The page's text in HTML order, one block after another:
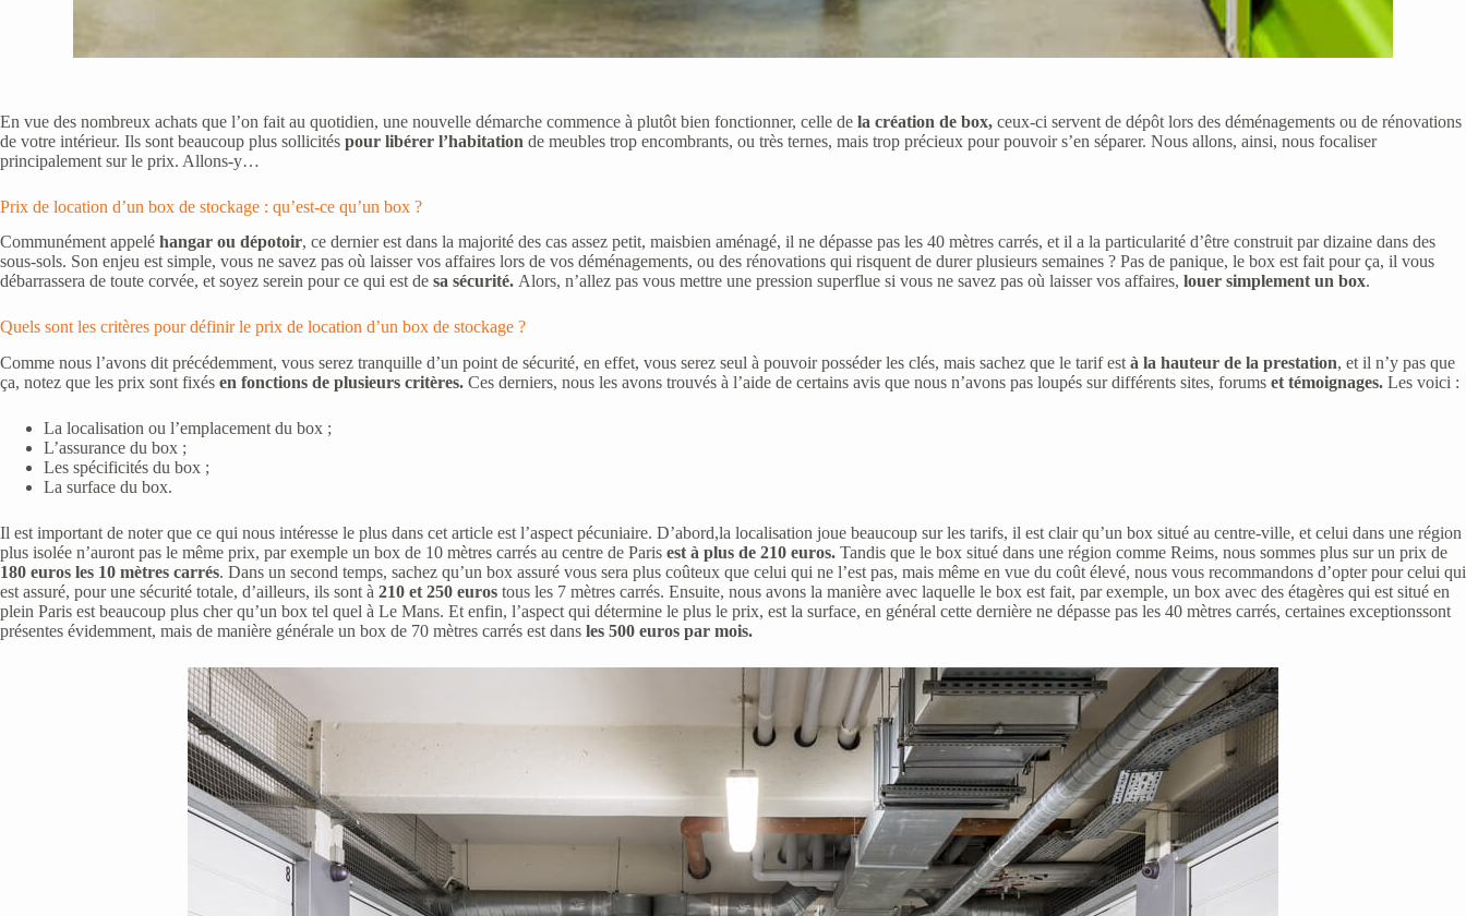
En vue des nombreux achats que l’on fait au quotidien, une nouvelle démarche commence à plutôt bien fonctionner, celle de la création de box, ceux-ci servent de dépôt lors des déménagements ou de rénovations
de votre intérieur. Ils sont beaucoup plus sollicités pour libérer l’habitation de meubles trop encombrants, ou très ternes, mais trop précieux pour pouvoir s’en séparer. Nous allons, ainsi, nous focaliser
principalement sur le prix. Allons-y…
Prix de location d’un box de stockage : qu’est-ce qu’un box ?
Communément appelé hangar ou dépotoir, ce dernier est dans la majorité des cas assez petit, maisbien aménagé, il ne dépasse pas les 40 mètres carrés, et il a la particularité d’être construit par dizaine dans des
sous-sols. Son enjeu est simple, vous ne savez pas où laisser vos affaires lors de vos déménagements, ou des rénovations qui risquent de durer plusieurs semaines ? Pas de panique, le box est fait pour ça, il vous
débarrassera de toute corvée, et soyez serein pour ce qui est de sa sécurité. Alors, n’allez pas vous mettre une pression superflue si vous ne savez pas où laisser vos affaires, louer simplement un box.
Quels sont les critères pour définir le prix de location d’un box de stockage ?
Comme nous l’avons dit précédemment, vous serez tranquille d’un point de sécurité, en effet, vous serez seul à pouvoir posséder les clés, mais sachez que le tarif est à la hauteur de la prestation, et il n’y pas que
ça, notez que les prix sont fixés en fonctions de plusieurs critères. Ces derniers, nous les avons trouvés à l’aide de certains avis que nous n’avons pas loupés sur différents sites, forums et témoignages. Les voici :
La localisation ou l’emplacement du box ;
L’assurance du box ;
Les spécificités du box ;
La surface du box.
Il est important de noter que ce qui nous intéresse le plus dans cet article est l’aspect pécuniaire. D’abord,la localisation joue beaucoup sur les tarifs, il est clair qu’un box situé au centre-ville, et celui dans une région
plus isolée n’auront pas le même prix, par exemple un box de 10 mètres carrés au centre de Paris est à plus de 210 euros. Tandis que le box situé dans une région comme Reims, nous sommes plus sur un prix de
180 euros les 10 mètres carrés. Dans un second temps, sachez qu’un box assuré vous sera plus coûteux que celui qui ne l’est pas, mais même en vue du coût élevé, nous vous recommandons d’opter pour celui qui
est assuré, pour une sécurité totale, d’ailleurs, ils sont à 210 et 250 euros tous les 7 mètres carrés. Ensuite, nous avons la manière avec laquelle le box est fait, par exemple, un box avec des étagères qui est situé en
plein Paris est beaucoup plus cher qu’un box tel quel à Le Mans. Et enfin, l’aspect qui détermine le plus le prix, est la surface, en général cette dernière ne dépasse pas les 40 mètres carrés, certaines exceptionssont
présentes évidemment, mais de manière générale un box de 70 mètres carrés est dans les 500 euros par mois.